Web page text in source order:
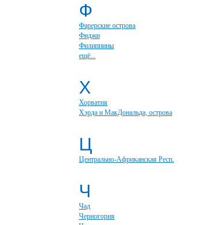
Ф
Фарерские острова
Фиджи
Филиппины
ещё...
Х
Хорватия
Хэрда и МакДональда, острова
Ц
Центрально-Африканская Респ.
Ч
Чад
Черногория